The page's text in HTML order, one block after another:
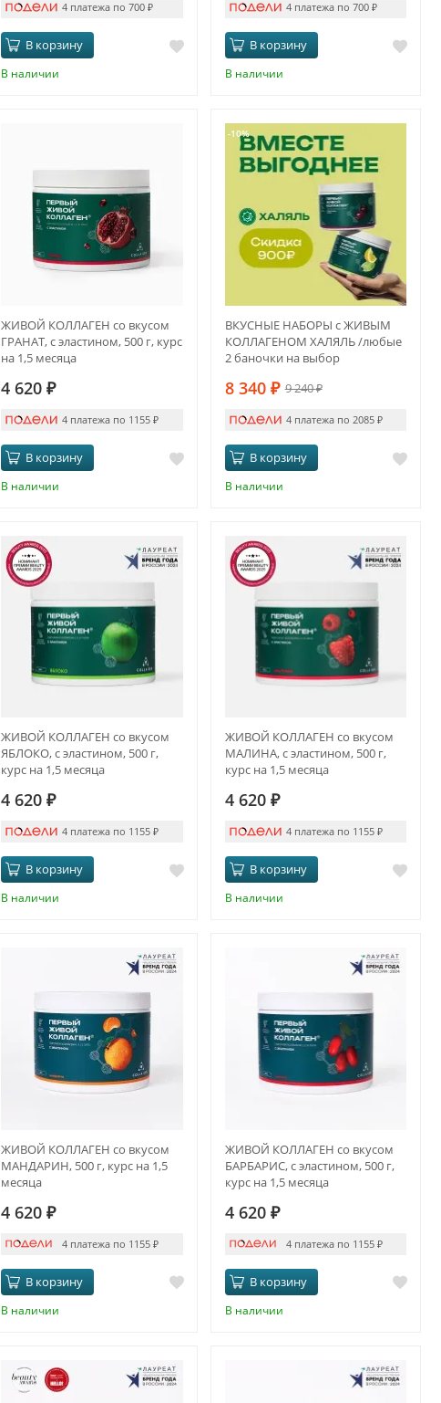
4 платежа по 700 ₽
В корзину
В наличии
4 платежа по 700₽
В корзину
В наличии
ЖИВОЙ КОЛЛАГЕН со вкусом
ГРАНАТ, с эластином, 500 г, курс
на 1,5 месяца
4 620₽
4 платежа по 1155 ₽
В корзину
В наличии
-10%
ВКУСНЫЕ НАБОРЫ с ЖИВЫМ
КОЛЛАГЕНОМ ХАЛЯЛЬ /любые
2 баночки на выбор
8 340 ₽ 9 240₽
4 платежа по 2085₽
В корзину
В наличии
ЖИВОЙ КОЛЛАГЕН со вкусом
ЯБЛОКО, с эластином, 500 г,
курс на 1,5 месяца
4 620₽
4 платежа по 1155 ₽
В корзину
В наличии
ЖИВОЙ КОЛЛАГЕН со вкусом
МАЛИНА, с эластином, 500 г,
курс на 1,5 месяца
4 620 ₽
4 платежа по 1155₽
В корзину
В наличии
ЖИВОЙ КОЛЛАГЕН со вкусом
МАНДАРИН, 500 г, курс на 1,5
месяца
4 620₽
4 платежа по 1155 ₽
В корзину
В наличии
ЖИВОЙ КОЛЛАГЕН со вкусом
БАРБАРИС, с эластином, 500 г,
курс на 1,5 месяца
4 620 ₽
4 платежа по 1155₽
В корзину
В наличии